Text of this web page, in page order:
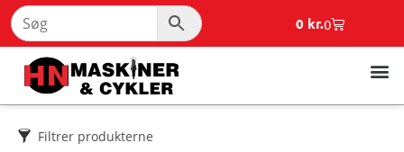
0 kr.0
Filtrer produkterne